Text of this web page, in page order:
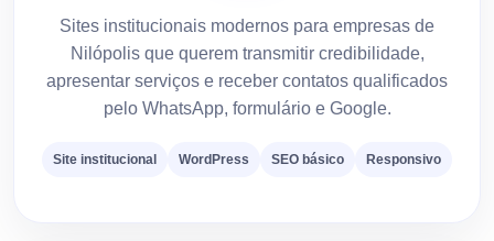
Sites institucionais modernos para empresas de
Nilópolis que querem transmitir credibilidade,
apresentar serviços e receber contatos qualificados
pelo WhatsApp, formulário e Google.
Site institucional WordPress SEO básico Responsivo